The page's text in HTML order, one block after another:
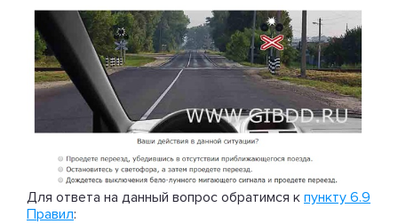
Для ответа на данный вопрос обратимся к пункту 6.9
Правил: